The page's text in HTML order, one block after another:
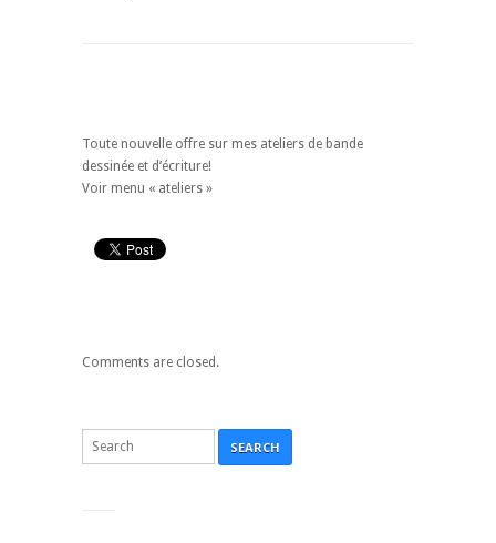
Toute nouvelle offre sur mes ateliers de bande
dessinée et d’écriture!
Voir menu « ateliers »
Comments are closed.
SEARCH